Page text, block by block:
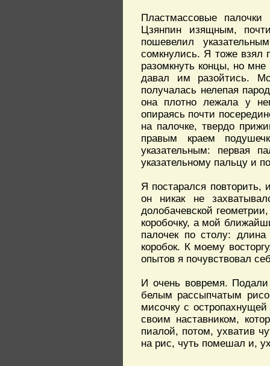
Пластмассовые
Цзянпин изящным,
пошевелил
сомкнулись. Я тоже взял
разомкнуть концы, но
давал им разойтись.
получалась нелепая
она плотно лежала у
опираясь почти
на палочке, твердо
правым краем
указательным: первая
указательному пальцу и
Я постарался повторить,
он никак не
долобачевской
коробочку, а мой
палочек по столу:
коробок. К моему
опытов я почувствовал
И очень вовремя.
белым рассыпчатым
мисочку с
своим наставником,
пиалой, потом, ухватив
на рис, чуть помешал и,